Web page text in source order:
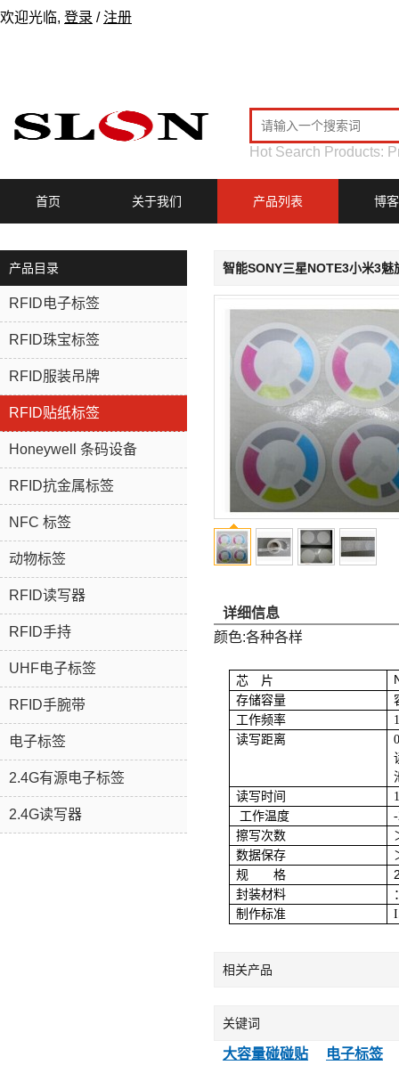
欢迎光临, 登录 / 注册
Hot Search Products:
首页 关于我们 产品列表 博客
产品目录
RFID电子标签
RFID珠宝标签
RFID服装吊牌
RFID贴纸标签
Honeywell 条码设备
RFID抗金属标签
NFC 标签
动物标签
RFID读写器
RFID手持
UHF电子标签
RFID手腕带
电子标签
2.4G有源电子标签
2.4G读写器
智能SONY三星NOTE3小米3
详细信息
颜色:各种各样
芯 片
存储容量
工作频率
读写距离
读写时间
工作温度
擦写次数
数据保存
规 格
封装材料
制作标准
相关产品
关键词
大容量碰碰贴 电子标签